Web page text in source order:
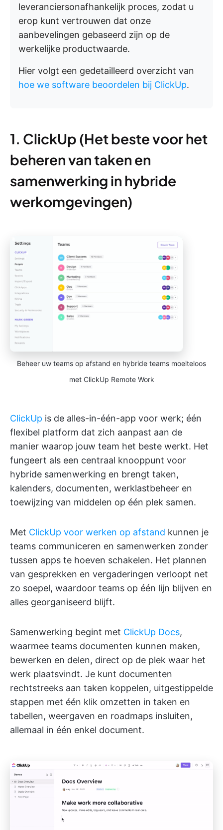
leveranciersonafhankelijk proces, zodat u
erop kunt vertrouwen dat onze
aanbevelingen gebaseerd zijn op de
werkelijke productwaarde.
Hier volgt een gedetailleerd overzicht van
hoe we software beoordelen bij ClickUp.
1. ClickUp (Het beste voor het
beheren van taken en
samenwerking in hybride
werkomgevingen)
Beheer uw teams op afstand en hybride teams moeiteloos
met ClickUp Remote Work
ClickUp is de alles-in-één-app voor werk; één
flexibel platform dat zich aanpast aan de
manier waarop jouw team het beste werkt. Het
fungeert als een centraal knooppunt voor
hybride samenwerking en brengt taken,
kalenders, documenten, werklastbeheer en
toewijzing van middelen op één plek samen.
Met ClickUp voor werken op afstand kunnen je
teams communiceren en samenwerken zonder
tussen apps te hoeven schakelen. Het plannen
van gesprekken en vergaderingen verloopt net
zo soepel, waardoor teams op één lijn blijven en
alles georganiseerd blijft.
Samenwerking begint met ClickUp Docs,
waarmee teams documenten kunnen maken,
bewerken en delen, direct op de plek waar het
werk plaatsvindt. Je kunt documenten
rechtstreeks aan taken koppelen, uitgestippelde
stappen met één klik omzetten in taken en
tabellen, weergaven en roadmaps insluiten,
allemaal in één enkel document.